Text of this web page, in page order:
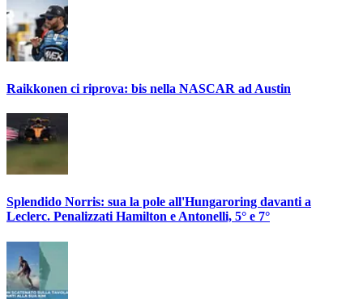
Raikkonen ci riprova: bis nella NASCAR ad Austin
Splendido Norris: sua la pole all'Hungaroring davanti a
Leclerc. Penalizzati Hamilton e Antonelli, 5° e 7°